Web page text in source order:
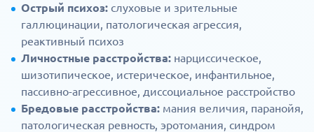
Острый психоз: слуховые и зрительные
галлюцинации, патологическая агрессия,
реактивный психоз
Личностные расстройства: нарциссическое,
шизотипическое, истерическое, инфантильное,
пассивно-агрессивное, диссоциальное расстройство
Бредовые расстройства: мания величия, паранойя,
патологическая ревность, эротомания, синдром